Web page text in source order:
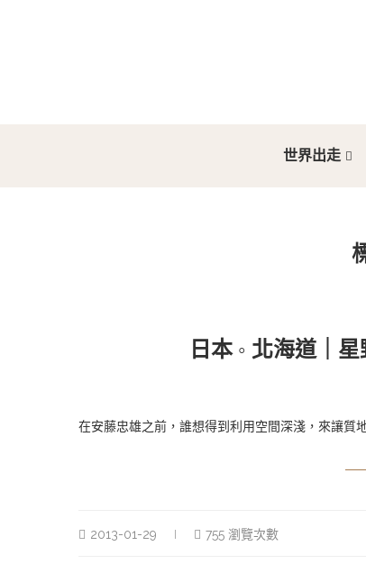
世界出走
日本 ◦ 北海道｜
在安藤忠雄之前，誰想得到利用空間深淺，來讓質
2013-01-29 755 瀏覽次數